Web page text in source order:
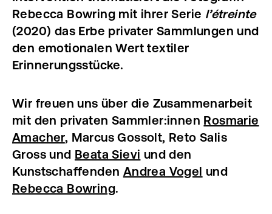
Rebecca Bowring mit ihrer Serie l’étreinte
(2020) das Erbe privater Sammlungen und
den emotionalen Wert textiler
Erinnerungsstücke.
Wir freuen uns über die Zusammenarbeit
mit den privaten Sammler:innen Rosmarie
Amacher, Marcus Gossolt, Reto Salis
Gross und Beata Sievi und den
Kunstschaffenden Andrea Vogel und
Rebecca Bowring.